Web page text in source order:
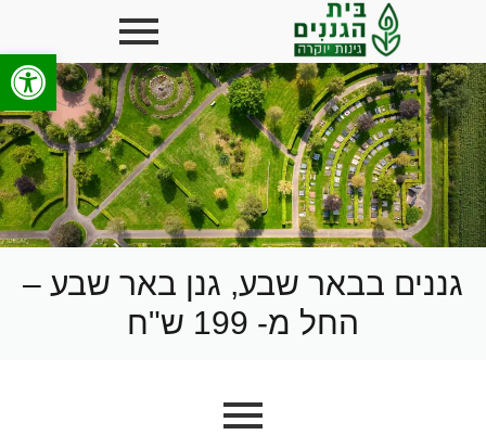
פתח
גננים בבאר שבע, גנן באר שבע –
החל מ- 199 ש"ח